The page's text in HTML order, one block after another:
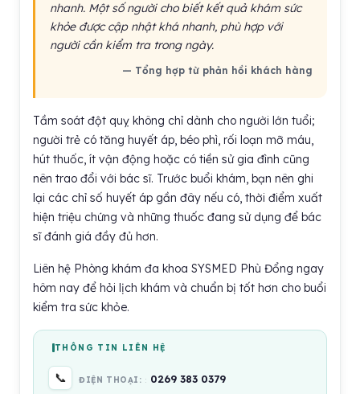
nhanh. Một số người cho biết kết quả khám sức
khỏe được cập nhật khá nhanh, phù hợp với
người cần kiểm tra trong ngày.
— Tổng hợp từ phản hồi khách hàng
Tầm soát đột quỵ không chỉ dành cho người lớn tuổi;
người trẻ có tăng huyết áp, béo phì, rối loạn mỡ máu,
hút thuốc, ít vận động hoặc có tiền sử gia đình cũng
nên trao đổi với bác sĩ. Trước buổi khám, bạn nên ghi
lại các chỉ số huyết áp gần đây nếu có, thời điểm xuất
hiện triệu chứng và những thuốc đang sử dụng để bác
sĩ đánh giá đầy đủ hơn.
Liên hệ Phòng khám đa khoa SYSMED Phù Đổng ngay
hôm nay để hỏi lịch khám và chuẩn bị tốt hơn cho buổi
kiểm tra sức khỏe.
THÔNG TIN LIÊN HỆ
📞 ĐIỆN THOẠI: 0269 383 0379